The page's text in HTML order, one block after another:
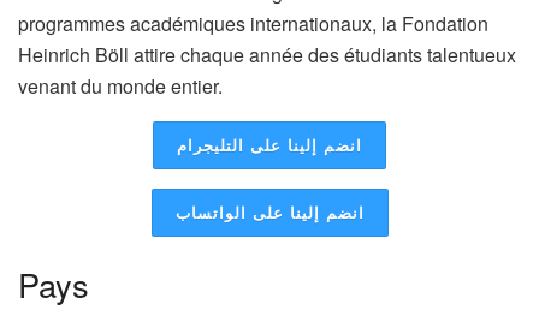
programmes académiques internationaux, la Fondation
Heinrich Böll attire chaque année des étudiants talentueux
venant du monde entier.
انضم إلينا على التليجرام
انضم إلينا على الواتساب
Pays